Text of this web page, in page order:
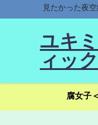
見たかった夜
ユキ
ィッ
腐女子